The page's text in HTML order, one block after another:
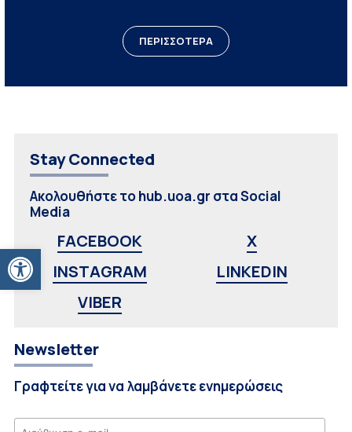
Ανοίξτε τη γραμμή εργαλείων
ΠΕΡΙΣΣΟΤΕΡΑ
Stay Connected
Ακολουθήστε το hub.uoa.gr στα Social
Media
FACEBOOK
X
INSTAGRAM
LINKEDIN
VIBER
Newsletter
Γραφτείτε για να λαμβάνετε ενημερώσεις